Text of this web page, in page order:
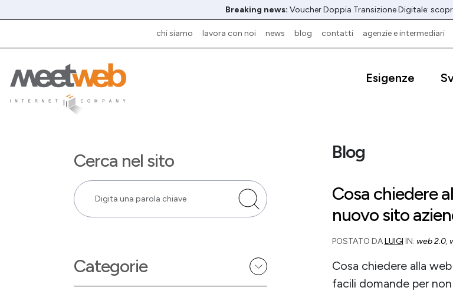
Breaking news: Voucher Doppia Transizione Digitale:
chi siamo lavora con noi news blog contatti agenzie e intermediari
Esigenze
Cerca nel sito
Categorie
Blog
Cosa chiedere
nuovo sito
POSTATO DALUIGI IN: web 2.0,
Cosa chiedere alla
facili domande per